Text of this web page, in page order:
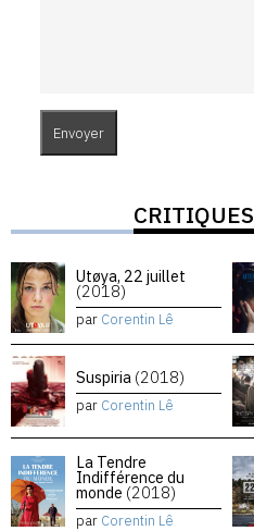
CRITIQUES
Utøya, 22 juillet
(2018)
par Corentin Lê
Suspiria (2018)
par Corentin Lê
La Tendre
Indifférence du
monde (2018)
par Corentin Lê